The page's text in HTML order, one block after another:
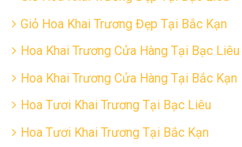
Giỏ Hoa Khai Trương Đẹp Tại Bắc Kạn
Hoa Khai Trương Cửa Hàng Tại Bạc Liêu
Hoa Khai Trương Cửa Hàng Tại Bắc Kạn
Hoa Tươi Khai Trương Tại Bạc Liêu
Hoa Tươi Khai Trương Tại Bắc Kạn